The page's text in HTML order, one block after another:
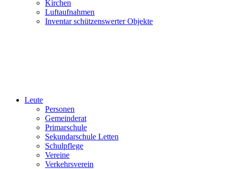
Kirchen
Luftaufnahmen
Inventar schützenswerter Objekte
Leute
Personen
Gemeinderat
Primarschule
Sekundarschule Letten
Schulpflege
Vereine
Verkehrsverein